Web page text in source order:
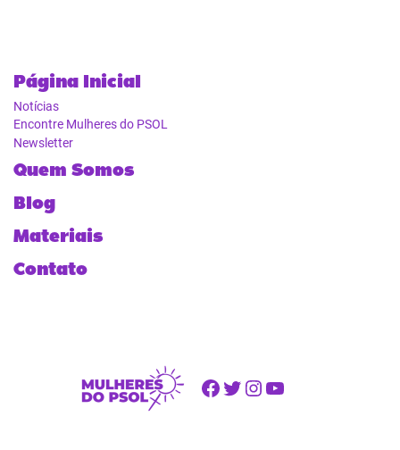
Página Inicial
Notícias
Encontre Mulheres do PSOL
Newsletter
Quem Somos
Blog
Materiais
Contato
Facebook Twitter Instagram Youtube